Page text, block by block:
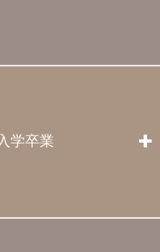
「キラリキッズステー
催のお知らせ
症への移行に伴う対
真という思い出
くる赤ちゃんと
思い出として家族
。
入学卒業